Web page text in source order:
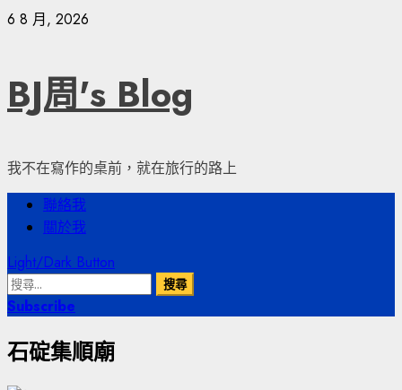
Skip
6 8 月, 2026
BJ周's Blog
我不在寫作的桌前，就在旅行的路上
Primary
Menu
聯絡我
關於我
Light/Dark Button
搜
尋
鍵
Subscribe
石碇集順廟